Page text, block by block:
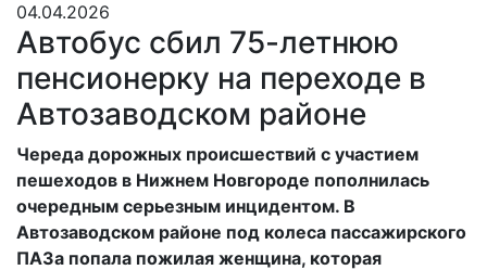
04.04.2026
Автобус сбил 75-летнюю
пенсионерку на переходе в
Автозаводском районе
Череда дорожных происшествий с участием
пешеходов в Нижнем Новгороде пополнилась
очередным серьезным инцидентом. В
Автозаводском районе под колеса пассажирского
ПАЗа попала пожилая женщина, которая